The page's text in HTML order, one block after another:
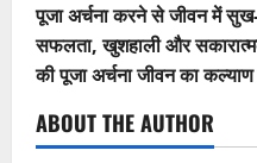
पूजा अर्चना करने से जीवन में
सफलता, खुशहाली और सकारात्मक
की पूजा अर्चना जीवन का
ABOUT THE AUTHOR